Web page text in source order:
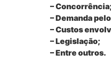
–
– Demanda
– Custos
– Legislação;
– Entre outros.